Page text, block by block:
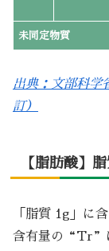
未同定物質
出典：文部科
訂）
【脂肪酸】
「脂質 1g」に
含有量の“Tr”